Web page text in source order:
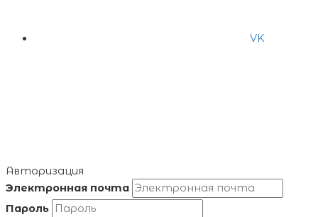
VK
Авторизация
Электронная почта
Пароль